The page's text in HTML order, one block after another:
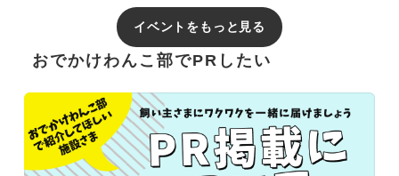
イベントをもっと見る
おでかけわんこ部でPRしたい